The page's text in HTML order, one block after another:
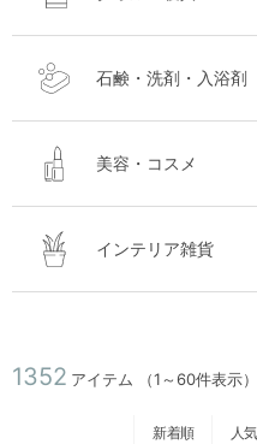
石鹸・洗剤・入浴剤
美容・コスメ
インテリア雑貨
1352 アイテム （1～60件表示）
新着順 人